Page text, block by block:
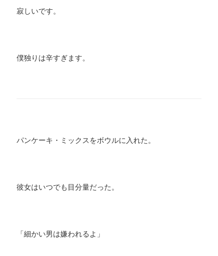
寂しいです。
僕独りは辛すぎます。
パンケーキ・ミックスをボウルに入れた。
彼女はいつでも目分量だった。
「細かい男は嫌われるよ」